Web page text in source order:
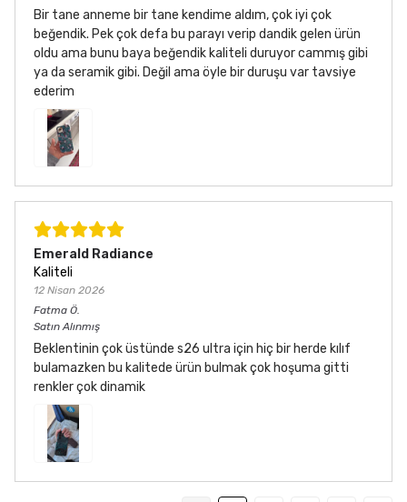
Bir tane anneme bir tane kendime aldım, çok iyi çok
beğendik. Pek çok defa bu parayı verip dandik gelen ürün
oldu ama bunu baya beğendik kaliteli duruyor cammış gibi
ya da seramik gibi. Değil ama öyle bir duruşu var tavsiye
ederim
Emerald Radiance
Kaliteli
12 Nisan 2026
Fatma Ö.
Satın Alınmış
Beklentinin çok üstünde s26 ultra için hiç bir herde kılıf
bulamazken bu kalitede ürün bulmak çok hoşuma gitti
renkler çok dinamik